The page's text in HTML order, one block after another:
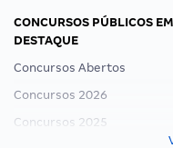
CONCURSOS PÚBLICOS EM
DESTAQUE
Concursos Abertos
Concursos 2026
Concursos 2025